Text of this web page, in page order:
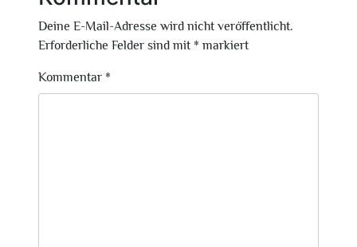
Deine E-Mail-Adresse wird nicht veröffentlicht.
Erforderliche Felder sind mit * markiert
Kommentar *